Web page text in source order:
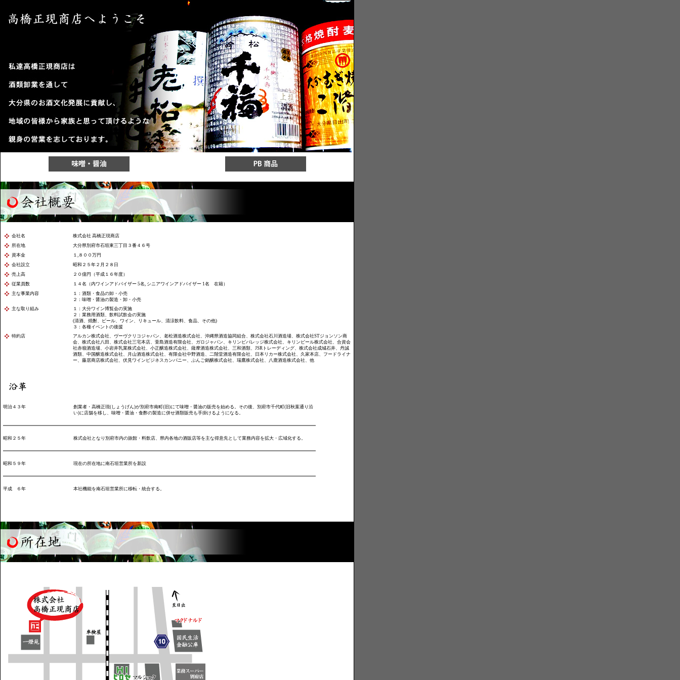
会社名
株式会社 高橋正現商店
所在地
大分県別府市石垣東三丁目３番４６号
資本金
１,８００万円
会社設立
昭和２５年２月２８日
売上高
２０億円（平成１６年度）
従業員数
１４名（内ワインアドバイザー 5名, シニアワインアドバイザー 1名 在籍）
主な事業内容
１：酒類・食品の卸・小売
２：味噌・醤油の製造・卸・小売
主な取り組み
１：大分ワイン博覧会の実施
２：業務用酒類、飲料試飲会の実施
(清酒、焼酎、ビール、ワイン、リキュール、清涼飲料、食品、その他)
３：各種イベントの後援
特約店
アルカン株式会社、ヴーヴクリコジャパン、老松酒造株式会社、沖縄県酒造協同組合、株式会社石川酒造場、株式会社STジョンソン商
会、株式会社八田、株式会社三宅本店、萱島酒造有限会社、ガロジャパン、キリンビバレッジ株式会社、キリンビール株式会社、合資会
社赤嶺酒造場、小岩井乳業株式会社、小正醸造株式会社、薩摩酒造株式会社、三和酒類、JSRトレーディング、株式会社成城石井、丹誠
酒類、中国醸造株式会社、月山酒造株式会社、有限会社中野酒造、二階堂酒造有限会社、日本リカー株式会社、久家本店、フードライナ
ー、藤居商店株式会社、伏見ワインビジネスカンパニー、ぶんご銘醸株式会社、瑞鷹株式会社、八鹿酒造株式会社、他
明治４３年
創業者・高橋正現(しょうげん)が別府市南町(旧)にて味噌・醤油の販売を始める。その後、別府市千代町(旧秋葉通り沿
い)に店舗を移し、味噌・醤油・食酢の製造に併せ酒類販売も手掛けるようになる。
昭和２５年 株式会社となり別府市内の旅館・料飲店、県内各地の酒販店等を主な得意先として業務内容を拡大・広域化する。
昭和５９年 現在の所在地に南石垣営業所を新設
平成 ６年 本社機能を南石垣営業所に移転・統合する。